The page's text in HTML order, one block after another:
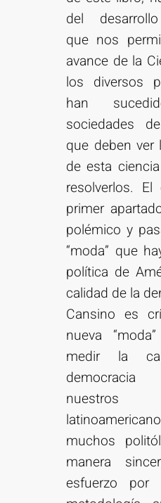
del
que nos
avance de la
los diversos
han
sociedades
que deben ver
de esta
resolverlos.
primer
polémico y
“moda” que
política de
calidad de la
Cansino es
nueva
medir la
muchos
manera
esfuerzo por